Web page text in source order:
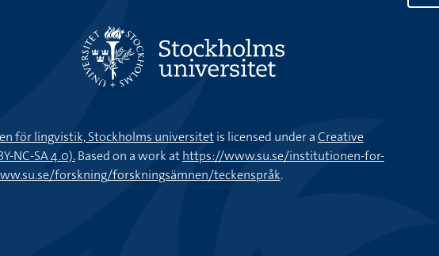
för lingvistik, Stockholms universitetis licensed under aCreative
NC-SA 4.0).Based on a work athttps://www.su.se/institutionen-for-
forskning/forskningsämnen/teckenspråk.